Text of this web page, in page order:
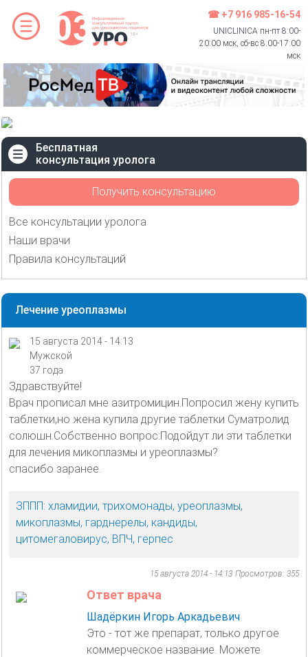
☎ +7 916 985-16-54
UNICLINICA пн-пт 8:00-
20:00 мск, сб-вс 8:00-17:00
мск
Бесплатная
консультация уролога
Получить консультацию
Все консультации уролога
Наши врачи
Правила консультаций
Лечение уреоплазмы
15 августа 2014 - 14:13
Мужской
37 года
Здравствуйте!
Врач прописал мне азитромицин.Попросил жену купить
таблетки,но жена купила другие таблетки Суматролид
солюшн.Собственно вопрос:Подойдут ли эти таблетки
для лечения микоплазмы и уреоплазмы?
спасибо заранее.
ЗППП: хламидии, трихомонады, уреоплазмы,
микоплазмы, гарднерелы, кандиды,
цитомегаловирус, ВПЧ, герпес
15 августа 2014 - 14:13 Просмотров: 355
Ответ врача
Шадёркин Игорь Аркадьевич
Это - тот же препарат, только другое
коммерческое название. Можете